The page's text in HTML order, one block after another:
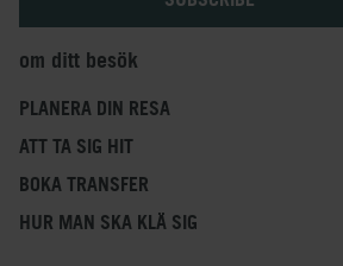
om ditt besök
PLANERA DIN RESA
ATT TA SIG HIT
BOKA TRANSFER
HUR MAN SKA KLÄ SIG